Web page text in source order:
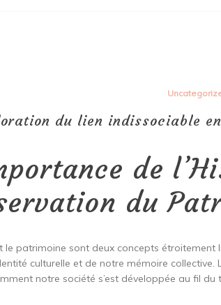
du lien indissociable
de
du
le patrimoine sont deux concepts
culturelle et de notre mémoire collective.
notre société s’est développée au fil